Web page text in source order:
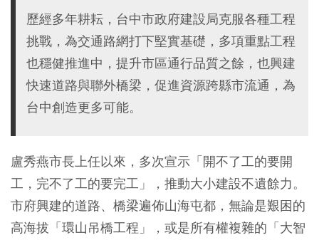
歷經多年耕耘，台中市政府建設局克服各種工程
挑戰，為交通路網打下堅實基礎，多項重點工程
也穩健推進中，提升市區通行品質之餘，也興建
快速道路與聯外橋梁，促進資源跨縣市流通，為
台中創造更多可能。
盧秀燕市長上任以來，多次宣示「開不了工的要開
工，完不了工的要完工」，推動大小建設不遺餘力。
市府興建的道路、橋梁遍佈山海屯都，無論是艱困的
高海拔「環山吊橋工程」，或是所有權複雜的「大智